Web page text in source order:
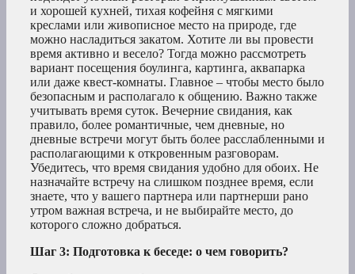
и хорошей кухней, тихая кофейня с мягкими
креслами или живописное место на природе, где
можно насладиться закатом. Хотите ли вы провести
время активно и весело? Тогда можно рассмотреть
вариант посещения боулинга, картинга, аквапарка
или даже квест-комнаты. Главное – чтобы место было
безопасным и располагало к общению. Важно также
учитывать время суток. Вечерние свидания, как
правило, более романтичные, чем дневные, но
дневные встречи могут быть более расслабленными и
располагающими к откровенным разговорам.
Убедитесь, что время свидания удобно для обоих. Не
назначайте встречу на слишком позднее время, если
знаете, что у вашего партнера или партнерши рано
утром важная встреча, и не выбирайте место, до
которого сложно добраться.
Шаг 3: Подготовка к беседе: о чем говорить?